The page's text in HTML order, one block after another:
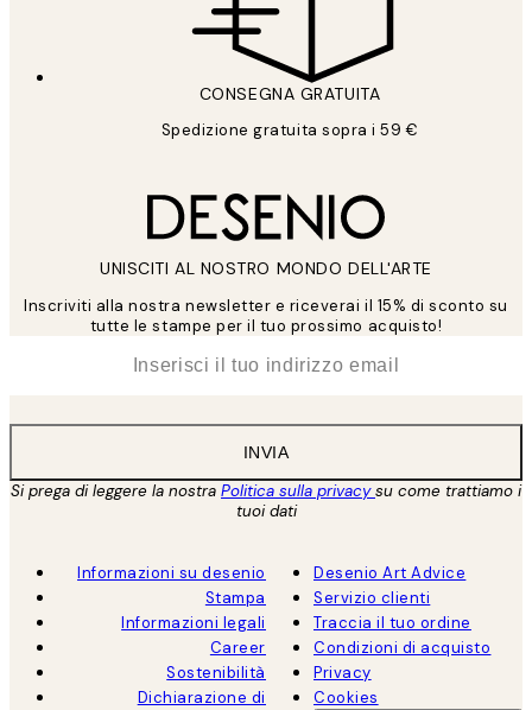
CONSEGNA GRATUITA
Spedizione gratuita sopra i 59 €
UNISCITI AL NOSTRO MONDO DELL'ARTE
Inscriviti alla nostra newsletter e riceverai il 15% di sconto su
tutte le stampe per il tuo prossimo acquisto!
INVIA
Si prega di leggere la nostra Politica sulla privacysu come trattiamo i
tuoi dati
Informazioni su desenio
Stampa
Informazioni legali
Career
Sostenibilità
Dichiarazione di
Desenio Art Advice
Servizio clienti
Traccia il tuo ordine
Condizioni di acquisto
Privacy
Cookies